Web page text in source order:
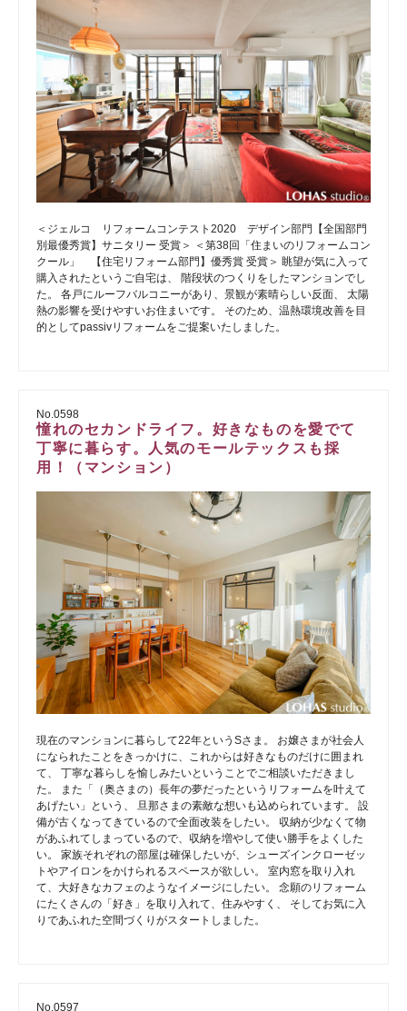
＜ジェルコ リフォームコンテスト2020 デザイン部門【全国部門
別最優秀賞】サニタリー 受賞＞ ＜第38回「住まいのリフォームコン
クール」 【住宅リフォーム部門】優秀賞 受賞＞ 眺望が気に入って
購入されたというご自宅は、 階段状のつくりをしたマンションでし
た。 各戸にルーフバルコニーがあり、景観が素晴らしい反面、 太陽
熱の影響を受けやすいお住まいです。 そのため、温熱環境改善を目
的としてpassivリフォームをご提案いたしました。
No.0598
憧れのセカンドライフ。好きなものを愛でて
丁寧に暮らす。人気のモールテックスも採
用！（マンション）
現在のマンションに暮らして22年というSさま。 お嬢さまが社会人
になられたことをきっかけに、これからは好きなものだけに囲まれ
て、 丁寧な暮らしを愉しみたいということでご相談いただきまし
た。 また「（奥さまの）長年の夢だったというリフォームを叶えて
あげたい」という、 旦那さまの素敵な想いも込められています。 設
備が古くなってきているので全面改装をしたい。 収納が少なくて物
があふれてしまっているので、収納を増やして使い勝手をよくした
い。 家族それぞれの部屋は確保したいが、シューズインクローゼッ
トやアイロンをかけられるスペースが欲しい。 室内窓を取り入れ
て、大好きなカフェのようなイメージにしたい。 念願のリフォーム
にたくさんの「好き」を取り入れて、住みやすく、 そしてお気に入
りであふれた空間づくりがスタートしました。
No.0597